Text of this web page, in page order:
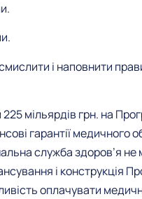
і наповнити
мільярдів грн. на
гарантії
служба здоров’я
і конструкція
оплачувати